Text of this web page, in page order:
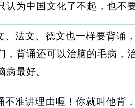
为中国文化了不起，也不
法文、德文也一样要背诵
背诵还可以治脑的毛病，
最好。
准讲理由喔！你就叫他背